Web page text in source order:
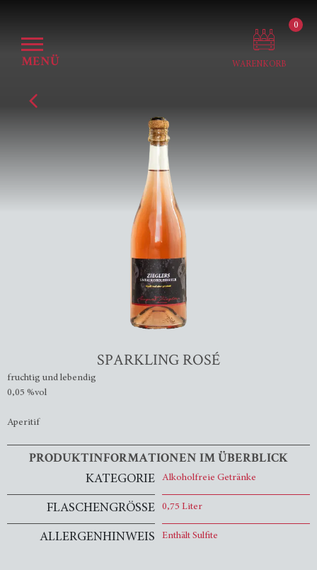
MENÜ
0
WARENKORB
SPARKLING ROSÉ
fruchtig und lebendig
0,05 %vol
Aperitif
PRODUKTINFORMATIONEN IM ÜBERBLICK
KATEGORIE
Alkoholfreie Getränke
FLASCHENGRÖSSE 0,75 Liter
ALLERGENHINWEIS Enthält Sulfite